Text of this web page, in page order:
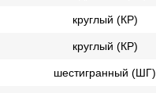
круглый (КР)
круглый (КР)
шестигранный (ШГ)